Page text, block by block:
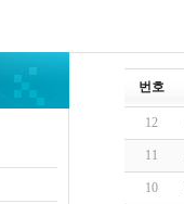
번호
12
11
10